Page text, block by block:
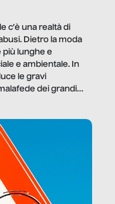
c’è una realtà di
Dietro la moda
più lunghe e
e ambientale. In
le gravi
dei grandi